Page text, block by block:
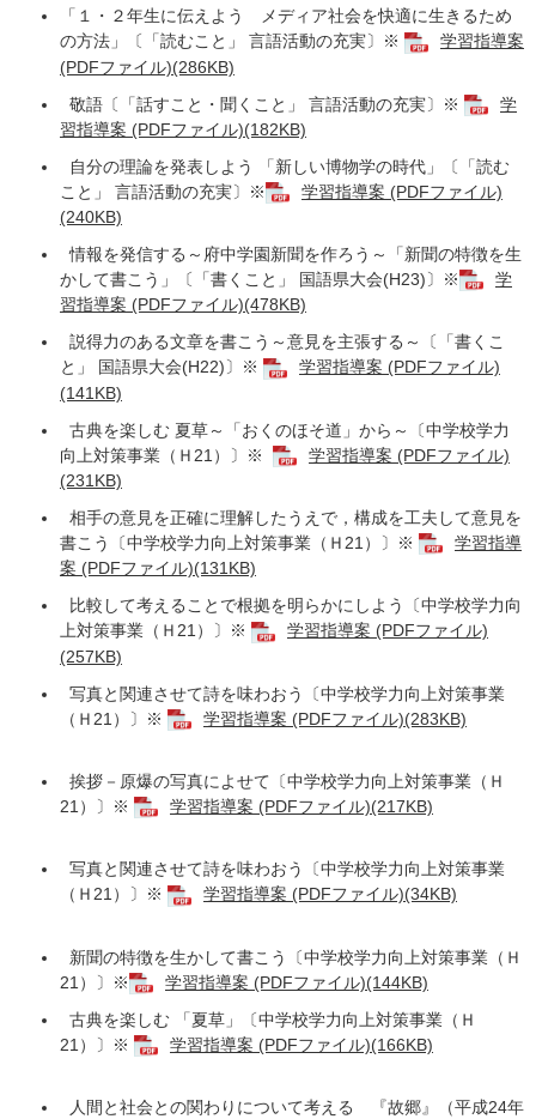
「１・２年生に伝えよう メディア社会を快適に生きるため
の方法」〔「読むこと」 言語活動の充実〕※
学習指導案
(PDFファイル)(286KB)
敬語〔「話すこと・聞くこと」 言語活動の充実〕※
学
習指導案 (PDFファイル)(182KB)
自分の理論を発表しよう 「新しい博物学の時代」〔「読む
こと」 言語活動の充実〕※
学習指導案 (PDFファイル)
(240KB)
情報を発信する～府中学園新聞を作ろう～「新聞の特徴を生
かして書こう」〔「書くこと」 国語県大会(H23)〕※
学
習指導案 (PDFファイル)(478KB)
説得力のある文章を書こう～意見を主張する～〔「書くこ
と」 国語県大会(H22)〕※
学習指導案 (PDFファイル)
(141KB)
古典を楽しむ 夏草～「おくのほそ道」から～〔中学校学力
向上対策事業（Ｈ21）〕※
学習指導案 (PDFファイル)
(231KB)
相手の意見を正確に理解したうえで，構成を工夫して意見を
書こう〔中学校学力向上対策事業（Ｈ21）〕※
学習指導
案 (PDFファイル)(131KB)
比較して考えることで根拠を明らかにしよう〔中学校学力向
上対策事業（Ｈ21）〕※
学習指導案 (PDFファイル)
(257KB)
写真と関連させて詩を味わおう〔中学校学力向上対策事業
（Ｈ21）〕※
学習指導案 (PDFファイル)(283KB)
挨拶－原爆の写真によせて〔中学校学力向上対策事業（Ｈ
21）〕※
学習指導案 (PDFファイル)(217KB)
写真と関連させて詩を味わおう〔中学校学力向上対策事業
（Ｈ21）〕※
学習指導案 (PDFファイル)(34KB)
新聞の特徴を生かして書こう〔中学校学力向上対策事業（Ｈ
21）〕※
学習指導案 (PDFファイル)(144KB)
古典を楽しむ 「夏草」〔中学校学力向上対策事業（Ｈ
21）〕※
学習指導案 (PDFファイル)(166KB)
人間と社会との関わりについて考える 『故郷』（平成24年